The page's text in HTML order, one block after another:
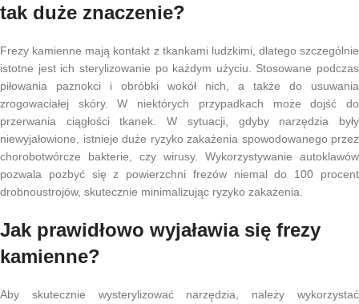
tak duże znaczenie?
Frezy kamienne mają kontakt z tkankami ludzkimi, dlatego szczególnie
istotne jest ich sterylizowanie po każdym użyciu. Stosowane podczas
piłowania paznokci i obróbki wokół nich, a także do usuwania
zrogowaciałej skóry. W niektórych przypadkach może dojść do
przerwania ciągłości tkanek. W sytuacji, gdyby narzędzia były
niewyjałowione, istnieje duże ryzyko zakażenia spowodowanego przez
chorobotwórcze bakterie, czy wirusy. Wykorzystywanie autoklawów
pozwala pozbyć się z powierzchni frezów niemal do 100 procent
drobnoustrojów, skutecznie minimalizując ryzyko zakażenia.
Jak prawidłowo wyjaławia się frezy
kamienne?
Aby skutecznie wysterylizować narzędzia, należy wykorzystać